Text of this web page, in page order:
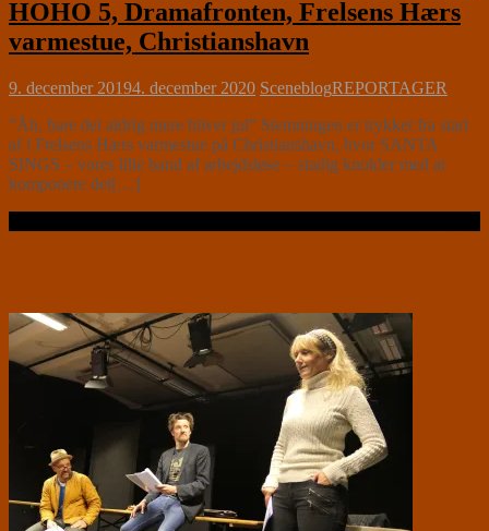
HOHO 5, Dramafronten, Frelsens Hærs
varmestue, Christianshavn
9. december 20194. december 2020 SceneblogREPORTAGER
”Åh, bare det aldrig mere bliver jul” Stemningen er trykket fra start
af i Frelsens Hærs varmestue på Christianshavn, hvor SANTA
SINGS – vores lille band af arbejdsløse – stadig knokler med at
komponere det[…]